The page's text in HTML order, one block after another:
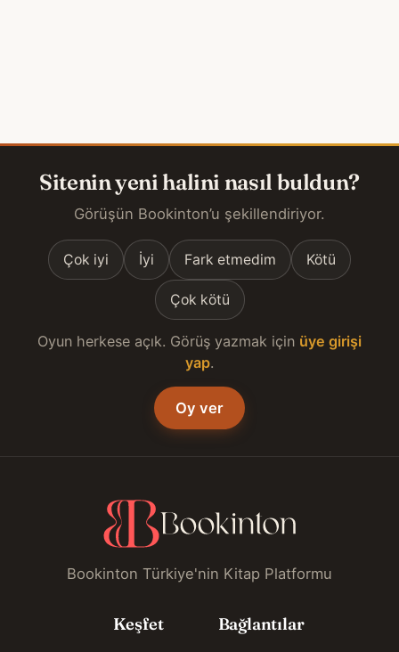
Sitenin yeni halini nasıl buldun?
Görüşün Bookinton’u şekillendiriyor.
Çok iyi İyi Fark etmedim Kötü
Çok kötü
Oyun herkese açık. Görüş yazmak için üye girişi
yap.
Oy ver
Bookinton Türkiye'nin Kitap Platformu
Keşfet Bağlantılar